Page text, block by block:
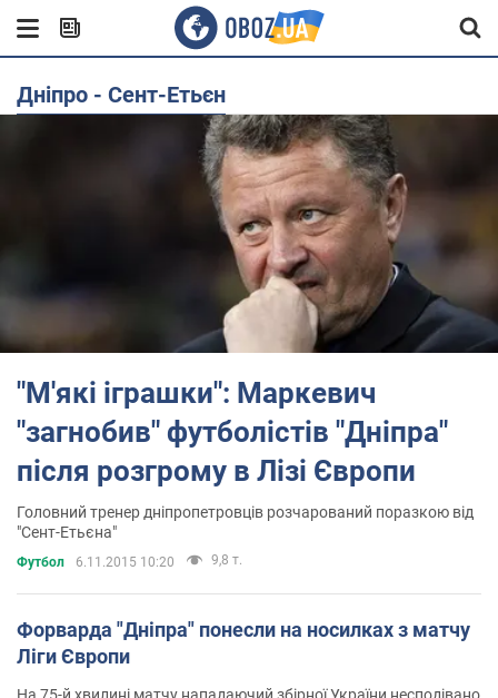
Дніпро - Сент-Етьєн
"М'які іграшки": Маркевич
"загнобив" футболістів "Дніпра"
після розгрому в Лізі Європи
Головний тренер дніпропетровців розчарований поразкою від
"Сент-Етьєна"
Футбол 6.11.2015 10:20 9,8 т.
Форварда "Дніпра" понесли на носилках з матчу
Ліги Європи